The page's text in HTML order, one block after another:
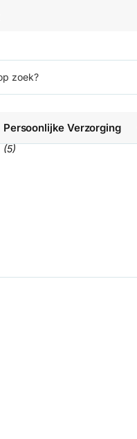
Persoonlijke Verzorging
(5)